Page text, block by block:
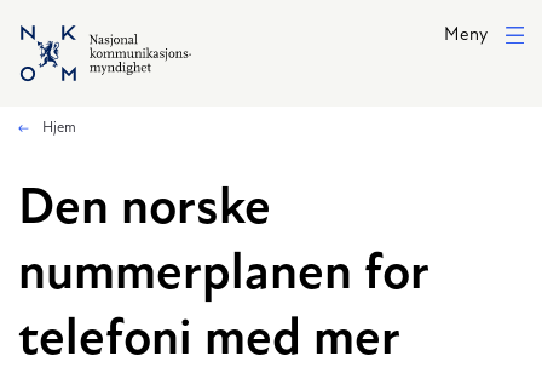
Hopp til hovedinnhold
Meny
Hjem
Den norske
nummerplanen for
telefoni med mer